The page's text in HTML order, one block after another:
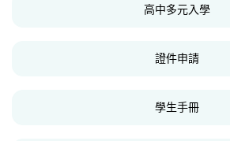
高中多元入學
證件申請
學生手冊